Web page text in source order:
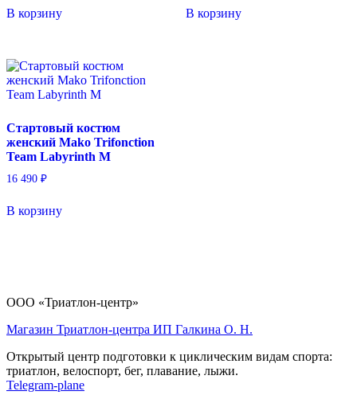
В корзину В корзину
Стартовый костюм
женский Mako Trifonction
Team Labyrinth M
16 490 ₽
В корзину
ООО «Триатлон-центр»
Магазин Триатлон-центра ИП Галкина О. Н.
Открытый центр подготовки к циклическим видам спорта:
триатлон, велоспорт, бег, плавание, лыжи.
Telegram-plane